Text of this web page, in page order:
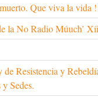
Que viva la vida
la No Radio Múuch’
de Resistencia y
Sedes.